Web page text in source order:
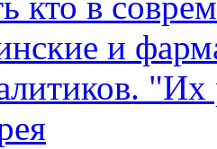
и
"Их